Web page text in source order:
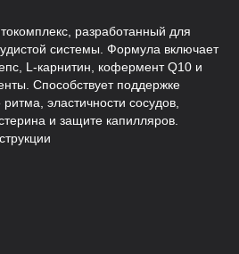
разработанный для
системы. Формула включает
L-карнитин, кофермент Q10 и
Способствует поддержке
эластичности сосудов,
и защите капилляров.